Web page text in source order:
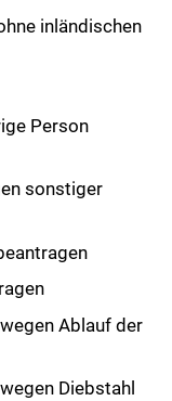
inländischen
Person
sonstiger
Ablauf der
Diebstahl